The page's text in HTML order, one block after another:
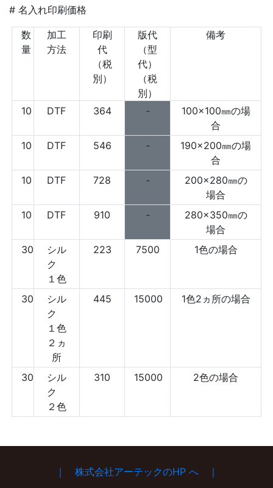
# 名入れ印刷価格
数
量
加工
方法
印刷
代
（税
別）
版代
（型
代）
（税
別）
備考
10 DTF 364 -
100×100㎜の場
合
10
DTF 546 -
190×200㎜の場
合
10
DTF 728 -
200×280㎜の
場合
10
DTF 910 -
280×350㎜の
場合
30
シル
ク
１色
223 7500 1色の場合
30
シル
ク
１色
２ヵ
所
445 15000 1色2ヵ所の場合
30
シル
ク
２色
310 15000 2色の場合
｜ 株式会社アーテックのHP へ ｜